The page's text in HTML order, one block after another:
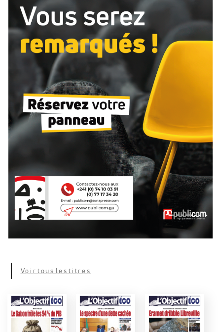
Voir tous les titres